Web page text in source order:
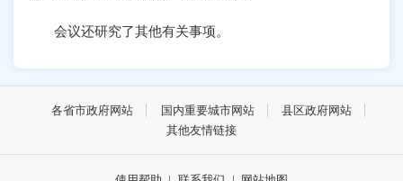
会议还研究了其他有关事项。
各省市政府网站 国内重要城市网站
县区政府网站
其他友情链接